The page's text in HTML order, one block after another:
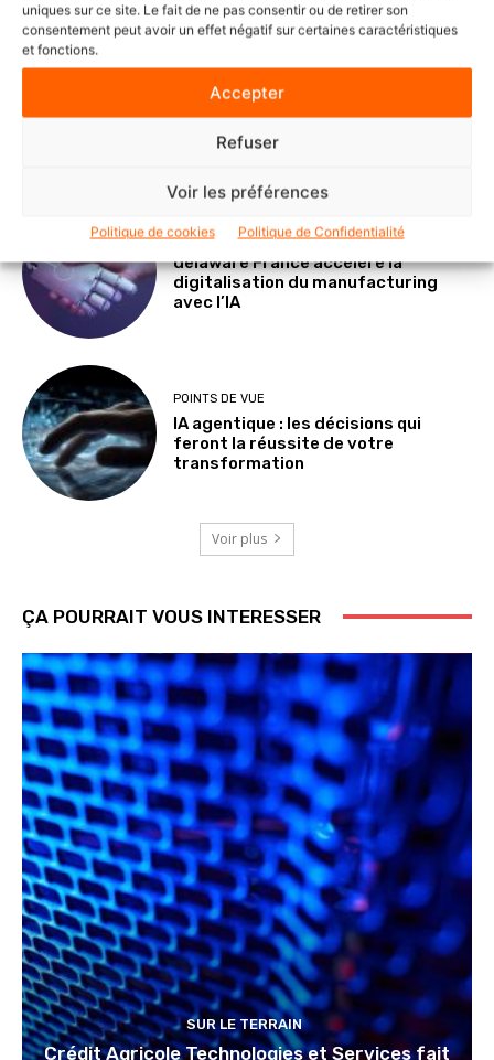
uniques sur ce site. Le fait de ne pas consentir ou de retirer son
consentement peut avoir un effet négatif sur certaines caractéristiques
et fonctions.
Accepter
Refuser
Voir les préférences
Politique de cookies Politique de Confidentialité
Veeam nomme Marc Dollois au poste
de Country Leader pour la France et
l’Afrique francophone
SOLUTIONS ET SERVICES
delaware France accélère la
digitalisation du manufacturing
avec l’IA
POINTS DE VUE
IA agentique : les décisions qui
feront la réussite de votre
transformation
Voir plus
ÇA POURRAIT VOUS INTERESSER
SUR LE TERRAIN
Crédit Agricole Technologies et Services fait